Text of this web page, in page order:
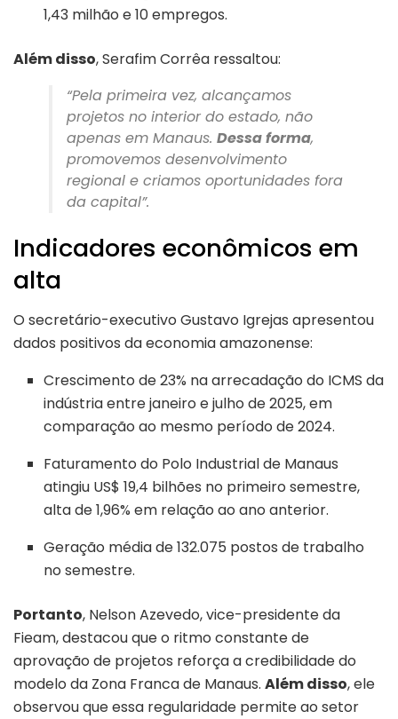
1,43 milhão e 10 empregos.
Além disso, Serafim Corrêa ressaltou:
“Pela primeira vez, alcançamos
projetos no interior do estado, não
apenas em Manaus. Dessa forma,
promovemos desenvolvimento
regional e criamos oportunidades fora
da capital”.
Indicadores econômicos em
alta
O secretário-executivo Gustavo Igrejas apresentou
dados positivos da economia amazonense:
Crescimento de 23% na arrecadação do ICMS da
indústria entre janeiro e julho de 2025, em
comparação ao mesmo período de 2024.
Faturamento do Polo Industrial de Manaus
atingiu US$ 19,4 bilhões no primeiro semestre,
alta de 1,96% em relação ao ano anterior.
Geração média de 132.075 postos de trabalho
no semestre.
Portanto, Nelson Azevedo, vice-presidente da
Fieam, destacou que o ritmo constante de
aprovação de projetos reforça a credibilidade do
modelo da Zona Franca de Manaus. Além disso, ele
observou que essa regularidade permite ao setor